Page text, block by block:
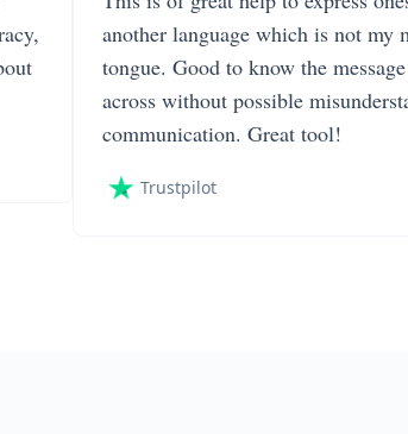
another language which is not my
tongue. Good to know the
across without possible
communication. Great tool!
Trustpilot